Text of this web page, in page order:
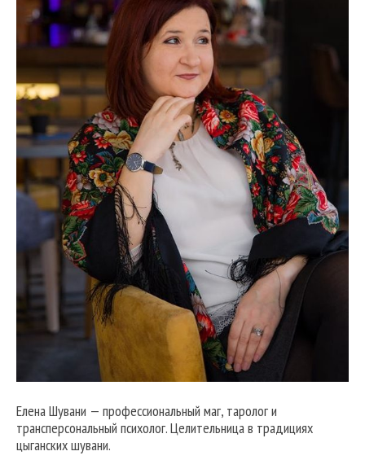
Елена Шувани — профессиональный маг, таролог и
трансперсональный психолог. Целительница в традициях
цыганских шувани.